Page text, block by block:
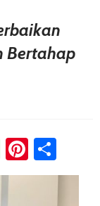
Bertahap
Line